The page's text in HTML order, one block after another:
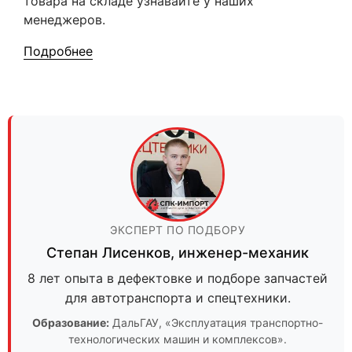
менеджеров.
Подробнее
ЭКСПЕРТ ПО ПОДБОРУ
Степан Лисенков, инженер-механик
8 лет опыта в дефектовке и подборе запчастей
для автотранспорта и спецтехники.
Образование: ДальГАУ, «Эксплуатация транспортно-
технологических машин и комплексов».